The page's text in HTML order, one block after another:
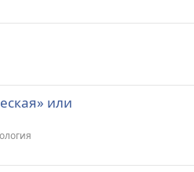
или